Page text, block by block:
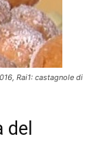
Rai1: castagnole di